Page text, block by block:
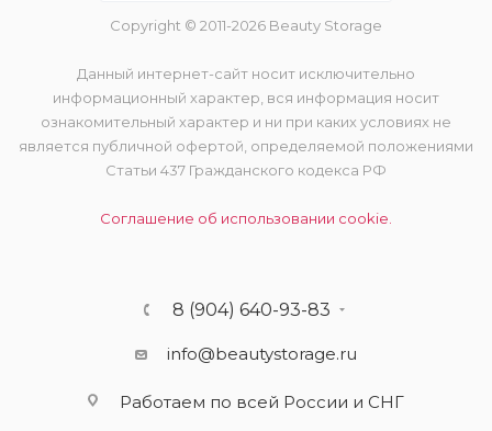
Copyright © 2011-2026 Beauty Storage
Данный интернет-сайт носит исключительно
информационный характер, вся информация носит
ознакомительный характер и ни при каких условиях не
является публичной офертой, определяемой положениями
Статьи 437 Гражданского кодекса РФ
Соглашение об использовании cookie.
8 (904) 640-93-83
info@beautystorage.ru
Работаем по всей России и СНГ